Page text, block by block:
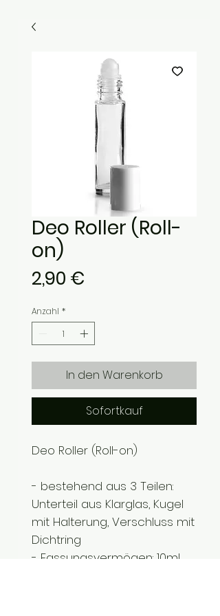
Deo Roller (Roll-
on)
2,90 €
Anzahl *
In den Warenkorb
Sofortkauf
Deo Roller (Roll-on)
- bestehend aus 3 Teilen:
Unterteil aus Klarglas, Kugel
mit Halterung, Verschluss mit
Dichtring
- Fassungsvermögen: 10ml